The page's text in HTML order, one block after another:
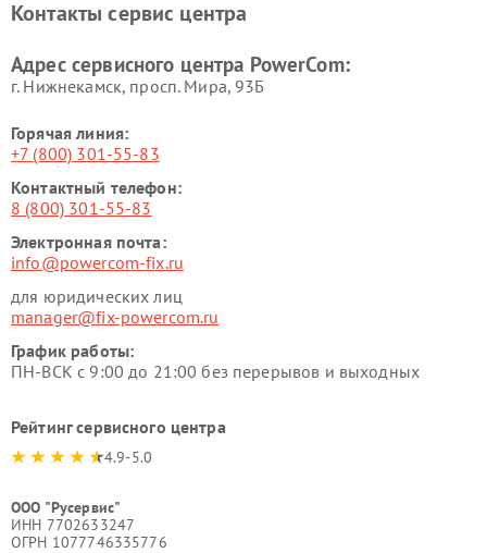
Контакты сервис центра
Адрес сервисного центра PowerCom:
г. Нижнекамск, просп. Мира, 93Б
Горячая линия:
+7 (800) 301-55-83
Контактный телефон:
8 (800) 301-55-83
Электронная почта:
info@powercom-fix.ru
для юридических лиц
manager@fix-powercom.ru
График работы:
ПН-ВСК с 9:00 до 21:00 без перерывов и выходных
Рейтинг сервисного центра
4.9-5.0
ООО "Русервис"
ИНН 7702633247
ОГРН 1077746335776